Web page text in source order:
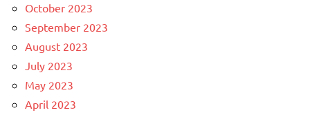
October 2023
September 2023
August 2023
July 2023
May 2023
April 2023